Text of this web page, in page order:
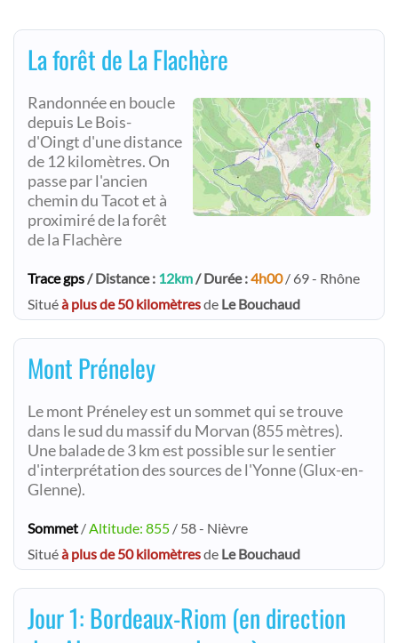
La forêt de La Flachère
Randonnée en boucle
depuis Le Bois-
d'Oingt d'une distance
de 12 kilomètres. On
passe par l'ancien
chemin du Tacot et à
proximiré de la forêt
de la Flachère
Trace gps/ Distance : 12km/ Durée :4h00/ 69 - Rhône
Situéà plus de 50 kilomètresde Le Bouchaud
Mont Préneley
Le mont Préneley est un sommet qui se trouve
dans le sud du massif du Morvan (855 mètres).
Une balade de 3 km est possible sur le sentier
d'interprétation des sources de l'Yonne (Glux-en-
Glenne).
Sommet /Altitude: 855 / 58 - Nièvre
Situéà plus de 50 kilomètresde Le Bouchaud
Jour 1: Bordeaux-Riom (en direction